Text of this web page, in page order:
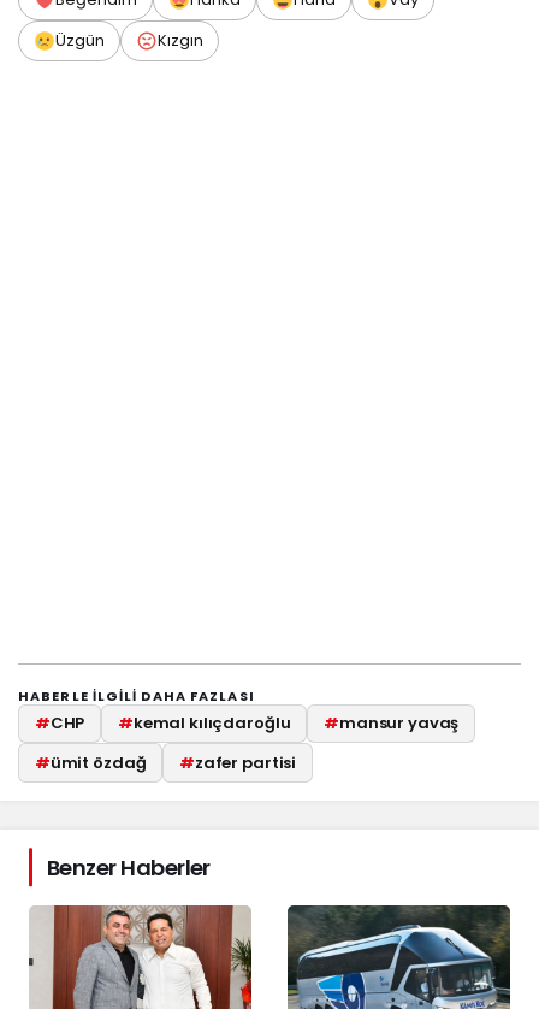
Üzgün
Kızgın
HABERLE ILGILI DAHA FAZLASI
#CHP #kemal kılıçdaroğlu #mansur yavaş
#ümit özdağ #zafer partisi
Benzer Haberler